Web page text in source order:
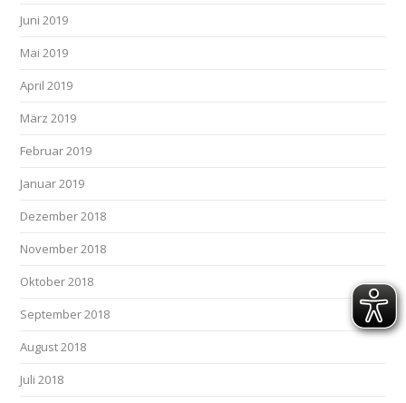
Juni 2019
Mai 2019
April 2019
März 2019
Februar 2019
Januar 2019
Dezember 2018
November 2018
Oktober 2018
September 2018
August 2018
Juli 2018